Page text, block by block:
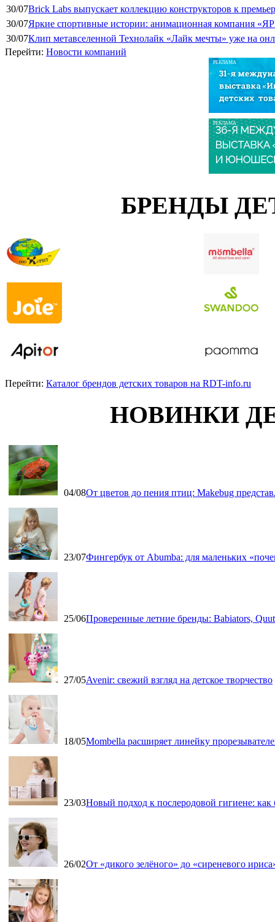
30/07Brick Labs выпускает коллекцию конструкторов к
30/07Яркие спортивные истории: анимационная компания
30/07Клип метавселенной Технолайк «Лайк мечты» уже на
Перейти: Новости компаний
РЕКЛАМА
РЕКЛАМА
БРЕНДЫ
Перейти: Каталог брендов детских товаров на RDT-info.ru
НОВИНКИ
04/08От цветов до пения птиц: Makebug
23/07Фингербук от Abumba: для маленьких
25/06Проверенные летние бренды: Babiators,
27/05Avenir: свежий взгляд на детское творчество
18/05Mombella расширяет линейку
23/03Новый подход к послеродовой гигиене:
26/02От «дикого зелёного» до «сиреневого